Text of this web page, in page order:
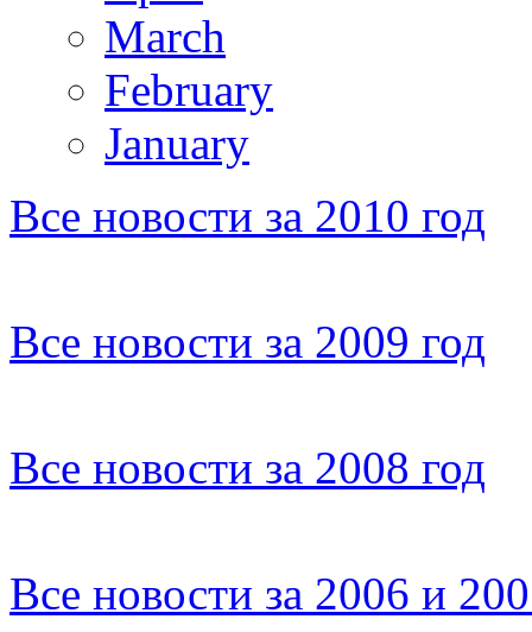
March
February
January
Все новости за 2010 год
Все новости за 2009 год
Все новости за 2008 год
Все новости за 2006 и